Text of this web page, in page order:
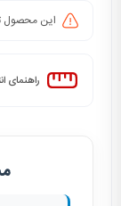
این محصول
راهنمای